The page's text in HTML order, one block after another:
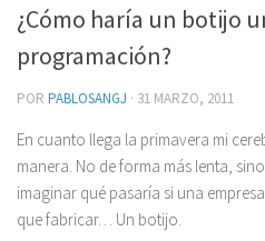
¿Cómo haría un botijo
programación?
POR PABLOSANGJ · 31 MARZO, 2011
En cuanto llega la primavera mi
manera. No de forma más lenta,
imaginar qué pasaría si una
que fabricar… Un botijo.